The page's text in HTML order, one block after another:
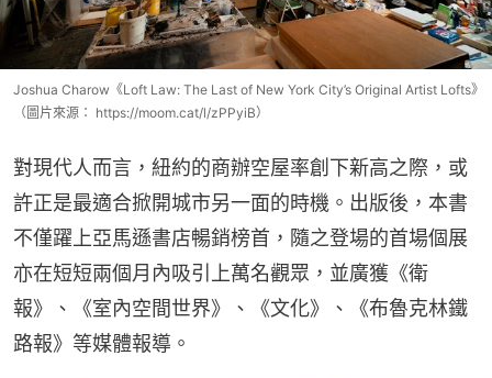
Joshua Charow《Loft Law: The Last of New York City’s Original Artist Lofts》
（圖片來源： https://moom.cat/l/zPPyiB）
對現代人而言，紐約的商辦空屋率創下新高之際，或
許正是最適合掀開城市另一面的時機。出版後，本書
不僅躍上亞馬遜書店暢銷榜首，隨之登場的首場個展
亦在短短兩個月內吸引上萬名觀眾，並廣獲《衛
報》、《室內空間世界》、《文化》、《布魯克林鐵
路報》等媒體報導。